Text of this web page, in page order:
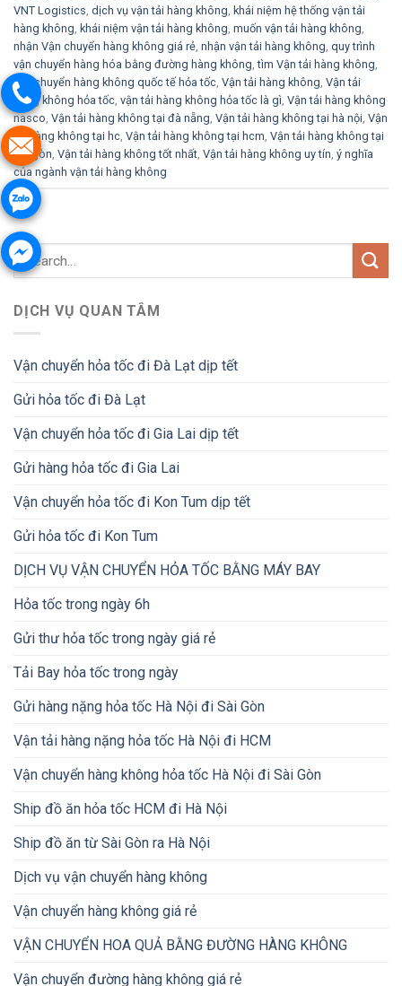
VNT Logistics dịch vụ vận tải hàng không khái niệm hệ thống vận tải
hàng không khái niệm vận tải hàng không muốn vận tải hàng không
nhận Vận chuyển hàng không giá rẻ nhận vận tải hàng không quy trình
vận chuyển hàng hóa bằng đường hàng không ,tìm Vận tải hàng không
vận chuyển hàng không quốc tế hỏa tốc Vận tải hàng không Vận tải
hàng không hỏa tốc vận tải hàng không hỏa tốc là gì Vận tải hàng không
nasco Vận tải hàng không tại đà nẵng Vận tải hàng không tại hà nội Vận
tải hàng không tại hc Vận tải hàng không tại hcm Vận tải hàng không tại
sài gòn Vận tải hàng không tốt nhất Vận tải hàng không uy tín ý nghĩa
của ngành vận tải hàng không
DỊCH VỤ QUAN TÂM
Vận chuyển hỏa tốc đi Đà Lạt dịp tết
Gửi hỏa tốc đi Đà Lạt
Vận chuyển hỏa tốc đi Gia Lai dịp tết
Gửi hàng hỏa tốc đi Gia Lai
Vận chuyển hỏa tốc đi Kon Tum dịp tết
Gửi hỏa tốc đi Kon Tum
DỊCH VỤ VẬN CHUYỂN HỎA TỐC BẰNG MÁY BAY
Hỏa tốc trong ngày 6h
Gửi thư hỏa tốc trong ngày giá rẻ
Tải Bay hỏa tốc trong ngày
Gửi hàng nặng hỏa tốc Hà Nội đi Sài Gòn
Vận tải hàng nặng hỏa tốc Hà Nội đi HCM
Vận chuyển hàng không hỏa tốc Hà Nội đi Sài Gòn
Ship đồ ăn hỏa tốc HCM đi Hà Nội
Ship đồ ăn từ Sài Gòn ra Hà Nội
Dịch vụ vận chuyển hàng không
Vận chuyển hàng không giá rẻ
VẬN CHUYỂN HOA QUẢ BẰNG ĐƯỜNG HÀNG KHÔNG
Vận chuyển đường hàng không giá rẻ